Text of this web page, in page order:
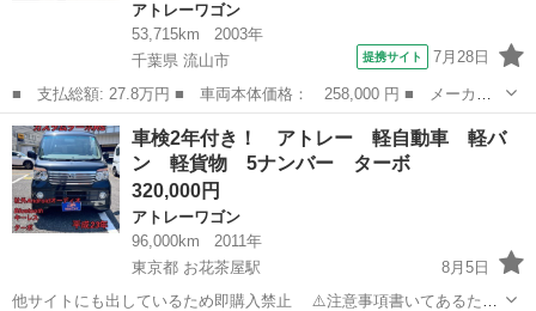
アトレーワゴン
53,715km
2003年
千葉県 流山市
提携サイト 7月28日
■ 支払総額: 27.8万円 ■ 車両本体価格： 258,000 円 ■ メーカー
名： ダイハツ ■ 車種名： アトレーワゴン ■ グレード名： カ
スタムターボ ４速オートマ ターボ キーレス 純正アルミ ■ 排
気量： 6...
千葉 流山市 アトレーワゴン
車検2年付き！ アトレー 軽自動車 軽バ
ン 軽貨物 5ナンバー ターボ
320,000円
アトレーワゴン
96,000km
2011年
東京都 お花茶屋駅
8月5日
他サイトにも出しているため即購入禁止 ⚠️注意事項書いてあるため